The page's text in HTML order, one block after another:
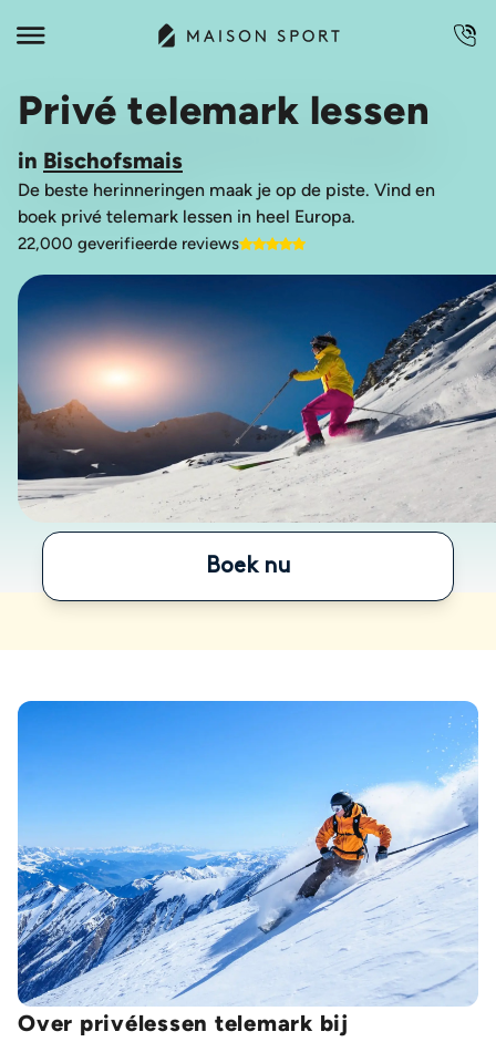
Privé telemark lessen
in Bischofsmais
De beste herinneringen maak je op de piste. Vind en
boek privé telemark lessen in heel Europa.
22,000 geverifieerde reviews
Boek nu
Over privélessen telemark bij